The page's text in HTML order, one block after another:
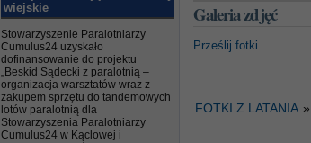
wiejskie
Stowarzyszenie Paralotniarzy
Cumulus24 uzyskało
dofinansowanie do projektu
„Beskid Sądecki z paralotnią –
organizacja warsztatów wraz z
zakupem sprzętu do tandemowych
lotów paralotnią dla
Stowarzyszenia Paralotniarzy
Cumulus24 w Kąclowej i
Galeria zdjęć
Prześlij fotki …
FOTKI Z LATANIA »